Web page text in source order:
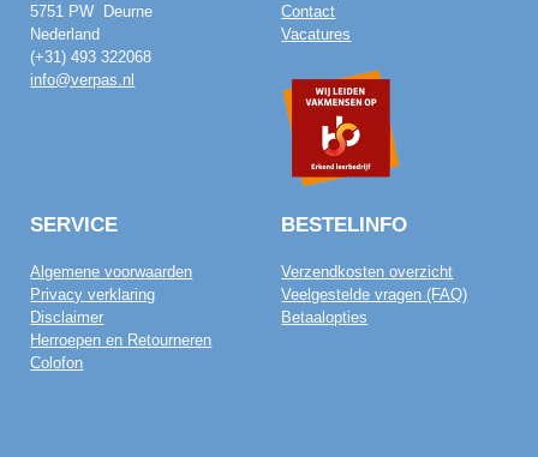
5751 PW Deurne
Nederland
(+31) 493 322068
info@verpas.nl
Contact
Vacatures
SERVICE
Algemene voorwaarden
Privacy verklaring
Disclaimer
Herroepen en Retourneren
Colofon
BESTELINFO
Verzendkosten overzicht
Veelgestelde vragen (FAQ)
Betaalopties